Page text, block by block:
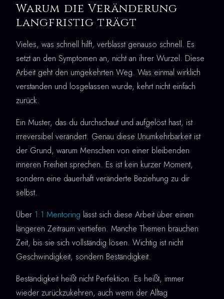
Warum die Veränderung
langfristig trägt
Vieles, was schnell hilft, verblasst genauso schnell. Es
setzt an den Symptomen an, nicht an ihrer Wurzel. Diese
Arbeit geht den umgekehrten Weg. Was einmal wirklich
verstanden und losgelassen wurde, kehrt nicht einfach
zurück.
Ein Muster, das du durchschaut und aufgelöst hast, ist
irreversibel verändert. Genau diese Unumkehrbarkeit ist
der Grund, warum Menschen von einer bleibenden
inneren Freiheit sprechen. Es ist kein kurzer Moment,
sondern eine dauerhaft veränderte Beziehung zu dir
selbst.
Über 1:1 Mentoring lässt sich diese Arbeit über einen
längeren Zeitraum vertiefen. Manche Themen brauchen
Zeit, bis sie sich vollständig lösen. Wichtig ist nicht
Geschwindigkeit, sondern Beständigkeit.
Beständigkeit heißt nicht Perfektion. Es heißt, immer
wieder zurückzukehren, auch wenn der Alltag